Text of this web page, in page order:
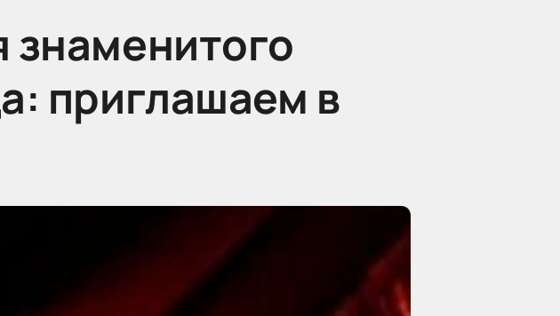
знаменитого
приглашаем в